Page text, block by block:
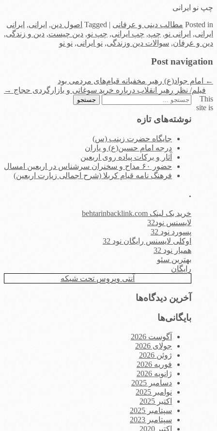
چپ نو ایرانی
Posted in مطالب دینی و عرفانی |
Tagged اصول دین, ایرانی, ایرانی
ایرانی, ایرانی نو, چپ, چپ ایرانی, چپ نو, دین چیست, دین و زندگی,
دین و عرفان, سوالات دین وزندگی, نو ایرانی, نو نو
Post navigation
←
امام جواد(ع) رهبر مخفیانه قیام‌های مردمی بود
فیلم/ نظر رهبر انقلاب درباره خرید سوغاتی و بازارگردی حجاج →
جستجو
نوشته‌های تازه
جایگاه حضرت زینب (س)
درجه امام حسین(ع) و یاران
آثار و برکات پیاده روی اربعین
حضور ۶۰ مداح و سخنران سرشناس در اربعین امسال
فرهنگ نامه قیام کربلا (شرح اجمالی زیارت اربعین)
.
خرید بک لینک behtarinbacklink.com
لایسنس نود32
پسورد نود 32
اوکلی لایسنس رایگان نود 32
همیار نود 32
بهترین سئو
رایگان
آنتی ویروس تحت شبکه
آخرین دیدگاه‌ها
بایگانی‌ها
آگوست 2026
جولای 2026
ژوئن 2026
فوریه 2026
ژانویه 2026
دسامبر 2025
نوامبر 2025
اکتبر 2025
سپتامبر 2025
سپتامبر 2023
اکتبر 2020
This
site is